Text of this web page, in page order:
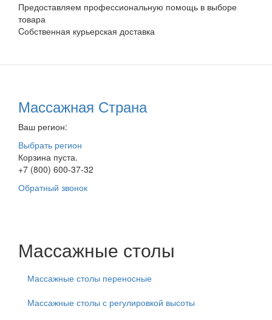
Предоставляем профессиональную помощь в выборе
товара
Cобственная курьерская доставка
Массажная Страна
Ваш регион:
Выбрать регион
Корзина пуста.
+7 (800) 600-37-32
Обратный звонок
Массажные столы
Массажные столы переносные
Массажные столы с регулировкой высоты